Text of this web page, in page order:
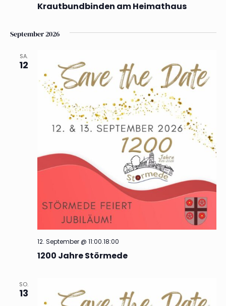
Krautbundbinden am Heimathaus
September 2026
SA.
12
1200 Jahre Störmede
12. September @ 11:00.18:00
SO.
13